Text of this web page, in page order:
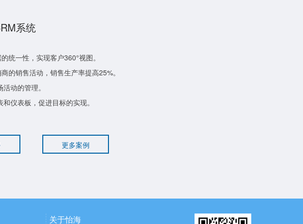
系统
统一性，实现客户360°视图。
的销售活动，销售生产率提高25%。
动的管理。
仪表板，促进目标的实现。
更多案例
关于怡海